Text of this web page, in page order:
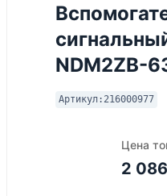
NDM2ZB-
Артикул: 216000977
Цена
2 086